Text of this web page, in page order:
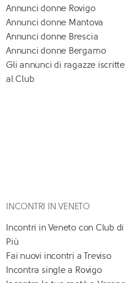
Annunci donne Rovigo
Annunci donne Mantova
Annunci donne Brescia
Annunci donne Bergamo
Gli annunci di ragazze iscritte
al Club
INCONTRI IN VENETO
Incontri in Veneto con Club di
Più
Fai nuovi incontri a Treviso
Incontra single a Rovigo